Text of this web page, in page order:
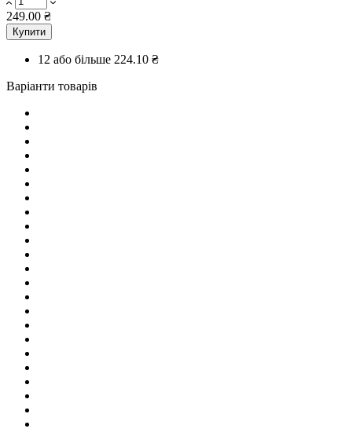
249.00 ₴
Купити
12 або більше 224.10 ₴
Варіанти товарів